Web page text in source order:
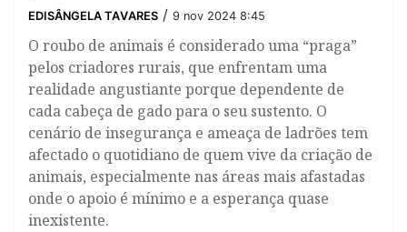
EDISÂNGELA TAVARES / 9 nov 2024 8:45
O roubo de animais é considerado uma “praga”
pelos criadores rurais, que enfrentam uma
realidade angustiante porque dependente de
cada cabeça de gado para o seu sustento. O
cenário de insegurança e ameaça de ladrões tem
afectado o quotidiano de quem vive da criação de
animais, especialmente nas áreas mais afastadas
onde o apoio é mínimo e a esperança quase
inexistente.